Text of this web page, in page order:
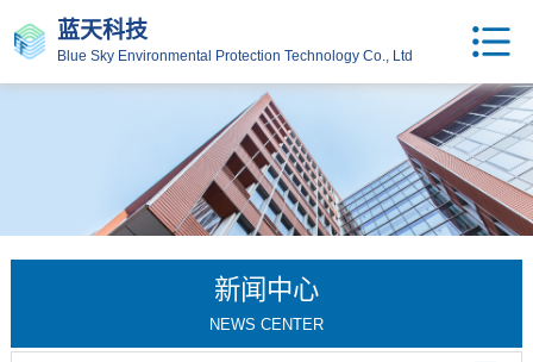
蓝天科技
Blue Sky Environmental Protection Technology Co., Ltd
新闻中心
NEWS CENTER